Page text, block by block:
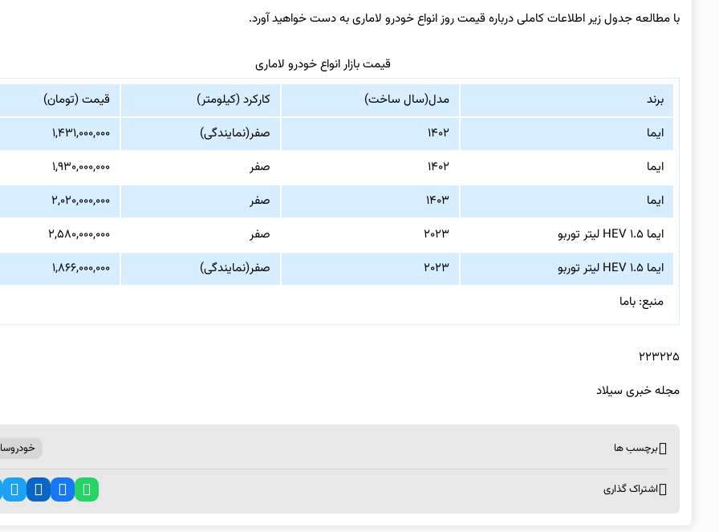
با مطالعه جدول زیر اطلاعات کاملی درباره قیمت روز انواع خودرو لاماری به دست خواهید آورد.
قیمت بازار انواع خودرو لاماری
برند
مدل(سال ساخت) کارکرد (کیلومتر)
قیمت (تومان)
ایما
۱۴۰۲ صفر(نمایندگی)
۱,۴۳۱,۰۰۰,۰۰۰
ایما
۱۴۰۲ صفر
۱,۹۳۰,۰۰۰,۰۰۰
ایما
۱۴۰۳ صفر
۲,۰۲۰,۰۰۰,۰۰۰
ایما HEV ۱.۵ لیتر توربو
۲۰۲۳ صفر
۲,۵۸۰,۰۰۰,۰۰۰
ایما HEV ۱.۵ لیتر توربو
۲۰۲۳ صفر(نمایندگی)
۱,۸۶۶,۰۰۰,۰۰۰
منبع: باما
۲۲۳۲۲۵
مجله خبری سیلاد
برچسب ها
اشتراک گذاری